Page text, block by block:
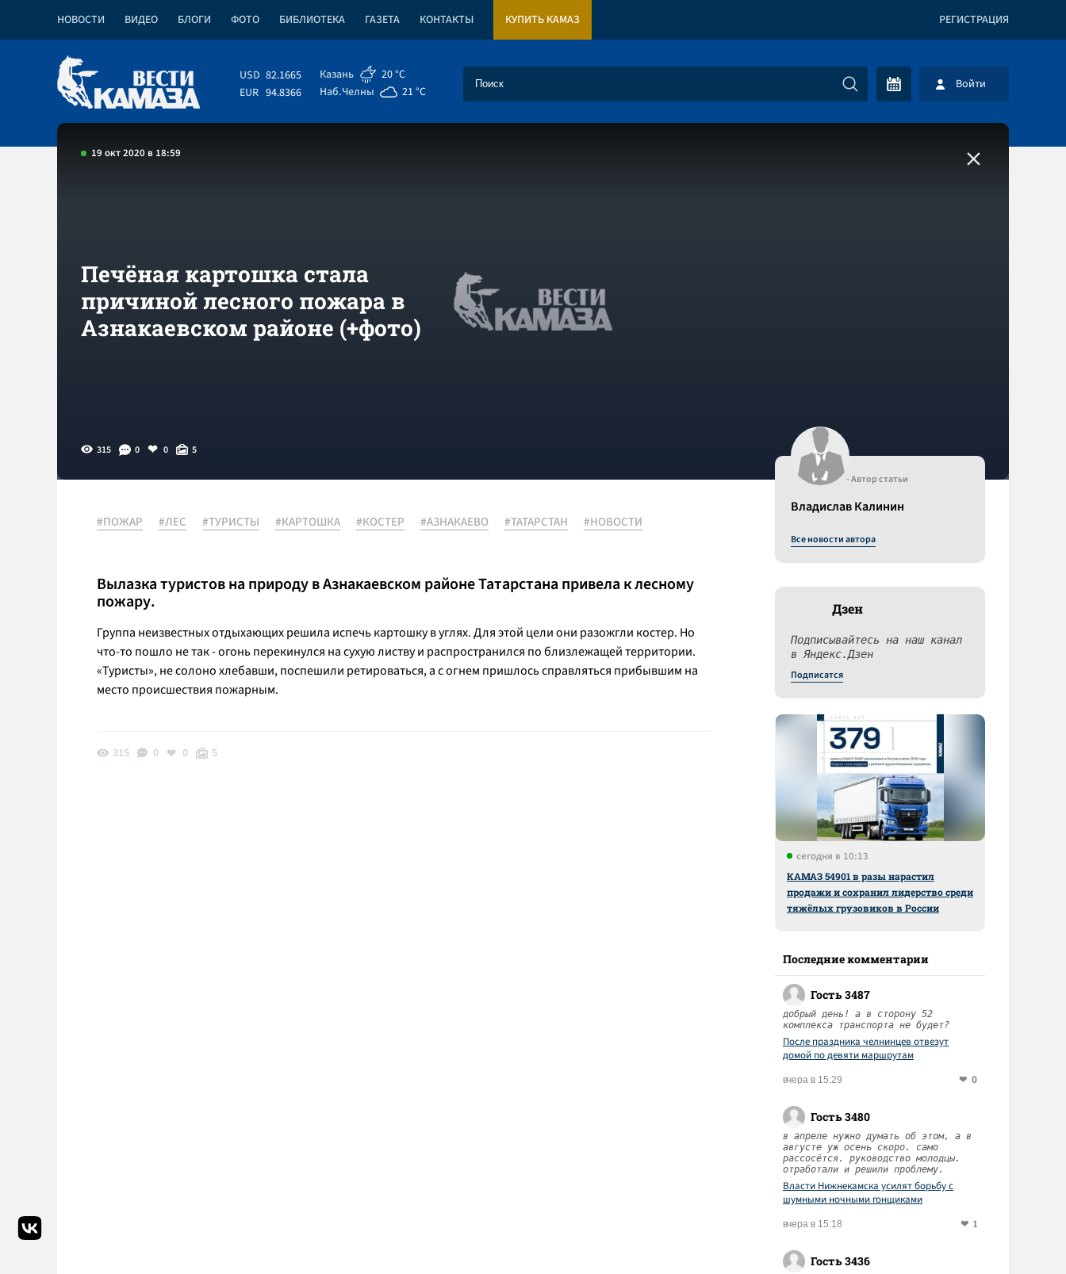
НОВОСТИ ВИДЕО БЛОГИ ФОТО БИБЛИОТЕКА ГАЗЕТА КОНТАКТЫ КУПИТЬ КАМАЗ РЕГИСТРАЦИЯ
USD 82.1665
EUR 94.8366
Казань
20 °C
Наб.Челны
21 °C Войти
19 окт 2020 в 18:59
Печёная картошка стала
причиной лесного пожара в
Азнакаевском районе (+фото)
315 0 0 5
#ПОЖАР #ЛЕС #ТУРИСТЫ #КАРТОШКА #КОСТЕР #АЗНАКАЕВО #ТАТАРСТАН #НОВОСТИ
Вылазка туристов на природу в Азнакаевском районе Татарстана привела к лесному
пожару.
Группа неизвестных отдыхающих решила испечь картошку в углях. Для этой цели они разожгли костер. Но
что-то пошло не так - огонь перекинулся на сухую листву и распространился по близлежащей территории.
«Туристы», не солоно хлебавши, поспешили ретироваться, а с огнем пришлось справляться прибывшим на
место происшествия пожарным.
315 0 0 5
- Автор статьи
Владислав Калинин
Все новости автора
Дзен
Подписывайтесь на наш канал
в Яндекс.Дзен
Подписатся
сегодня в 10:13
КАМАЗ 54901 в разы нарастил
продажи и сохранил лидерство среди
тяжёлых грузовиков в России
Последние комментарии
Гость 3487
добрый день! а в сторону 52
комплекса транспорта не будет?
После праздника челнинцев отвезут
домой по девяти маршрутам
вчера в 15:29 0
Гость 3480
в апреле нужно думать об этом, а в
августе уж осень скоро. само
рассосётся. руководство молодцы.
отработали и решили проблему.
Власти Нижнекамска усилят борьбу с
шумными ночными гонщиками
вчера в 15:18 1
Гость 3436